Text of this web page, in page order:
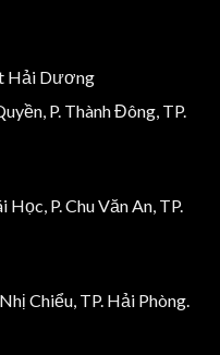
Hải Dương
P. Thành Đông, TP.
P. Chu Văn An, TP.
Chiểu, TP. Hải Phòng.